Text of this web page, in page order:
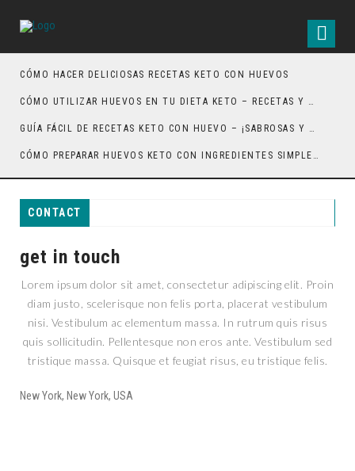
CÓMO HACER DELICIOSAS RECETAS KETO CON HUEVOS
CÓMO UTILIZAR HUEVOS EN TU DIETA KETO – RECETAS Y CONSEJOS
GUÍA FÁCIL DE RECETAS KETO CON HUEVO – ¡SABROSAS Y SALUDABLES!
CÓMO PREPARAR HUEVOS KETO CON INGREDIENTES SIMPLES Y DELICIOSOS
CONTACT
get in touch
Lorem ipsum dolor sit amet, consectetur adipiscing elit. Proin
diam justo, scelerisque non felis porta, placerat vestibulum
nisi. Vestibulum ac elementum massa. In rutrum quis risus
quis sollicitudin. Pellentesque non eros ante. Vestibulum sed
tristique massa. Quisque et feugiat risus, eu tristique felis.
New York, New York, USA